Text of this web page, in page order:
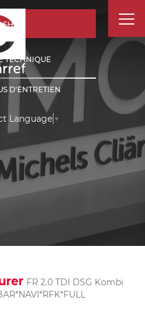
SHOP
TECHNIQUE
D'ENTRETIEN
Language ▼
FR 2.0 TDI DSG Kombi